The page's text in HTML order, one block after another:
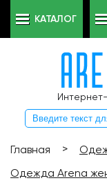
КАТАЛОГ
Главная >
Одежда Arena